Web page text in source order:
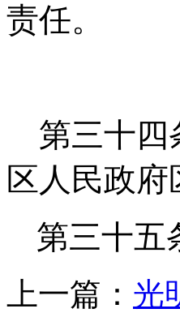
责任。
第三十四
区人民政
第三十五
上一篇： 光